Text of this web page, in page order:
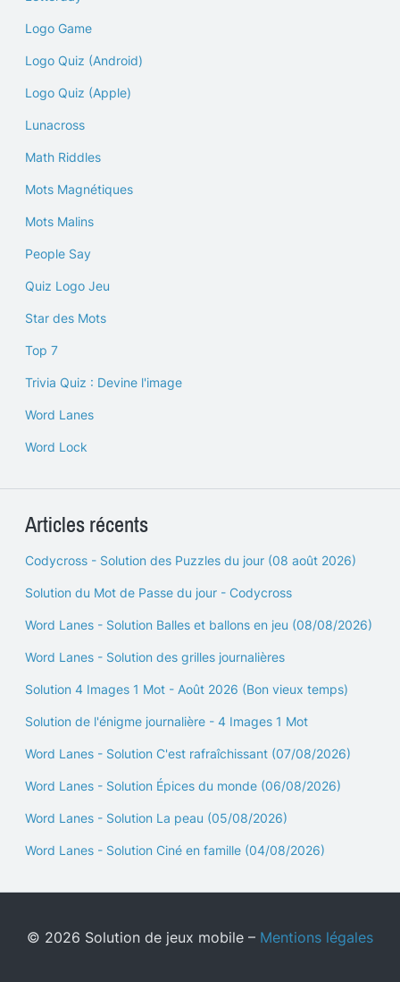
Logo Game
Logo Quiz (Android)
Logo Quiz (Apple)
Lunacross
Math Riddles
Mots Magnétiques
Mots Malins
People Say
Quiz Logo Jeu
Star des Mots
Top 7
Trivia Quiz : Devine l'image
Word Lanes
Word Lock
Articles récents
Codycross - Solution des Puzzles du jour (08 août 2026)
Solution du Mot de Passe du jour - Codycross
Word Lanes - Solution Balles et ballons en jeu (08/08/2026)
Word Lanes - Solution des grilles journalières
Solution 4 Images 1 Mot - Août 2026 (Bon vieux temps)
Solution de l'énigme journalière - 4 Images 1 Mot
Word Lanes - Solution C'est rafraîchissant (07/08/2026)
Word Lanes - Solution Épices du monde (06/08/2026)
Word Lanes - Solution La peau (05/08/2026)
Word Lanes - Solution Ciné en famille (04/08/2026)
© 2026 Solution de jeux mobile – Mentions légales